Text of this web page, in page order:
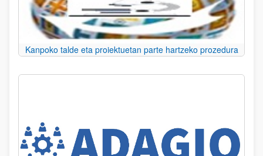
Kanpoko talde eta proiektuetan parte hartzeko prozedura